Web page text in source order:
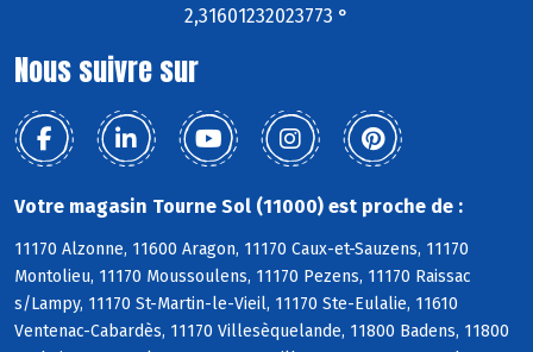
2,31601232023773 °
Nous suivre sur
Votre magasin Tourne Sol (11000) est proche de :
11170 Alzonne, 11600 Aragon, 11170 Caux-et-Sauzens, 11170
Montolieu, 11170 Moussoulens, 11170 Pezens, 11170 Raissac
s/Lampy, 11170 St-Martin-le-Vieil, 11170 Ste-Eulalie, 11610
Ventenac-Cabardès, 11170 Villesèquelande, 11800 Badens, 11800